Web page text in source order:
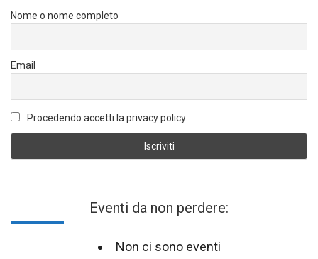
Nome o nome completo
Email
Procedendo accetti la privacy policy
Eventi da non perdere:
Non ci sono eventi